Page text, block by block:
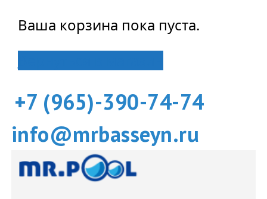
Ваша корзина пока пуста.
+7 (965)-390-74-74
info@mrbasseyn.ru